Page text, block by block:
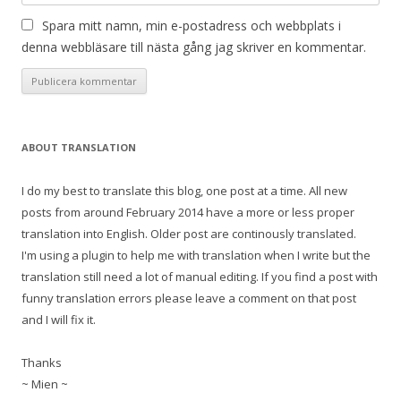
Spara mitt namn, min e-postadress och webbplats i
denna webbläsare till nästa gång jag skriver en kommentar.
ABOUT TRANSLATION
I do my best to translate this blog, one post at a time. All new
posts from around February 2014 have a more or less proper
translation into English. Older post are continously translated.
I'm using a plugin to help me with translation when I write but the
translation still need a lot of manual editing. If you find a post with
funny translation errors please leave a comment on that post
and I will fix it.
Thanks
~ Mien ~